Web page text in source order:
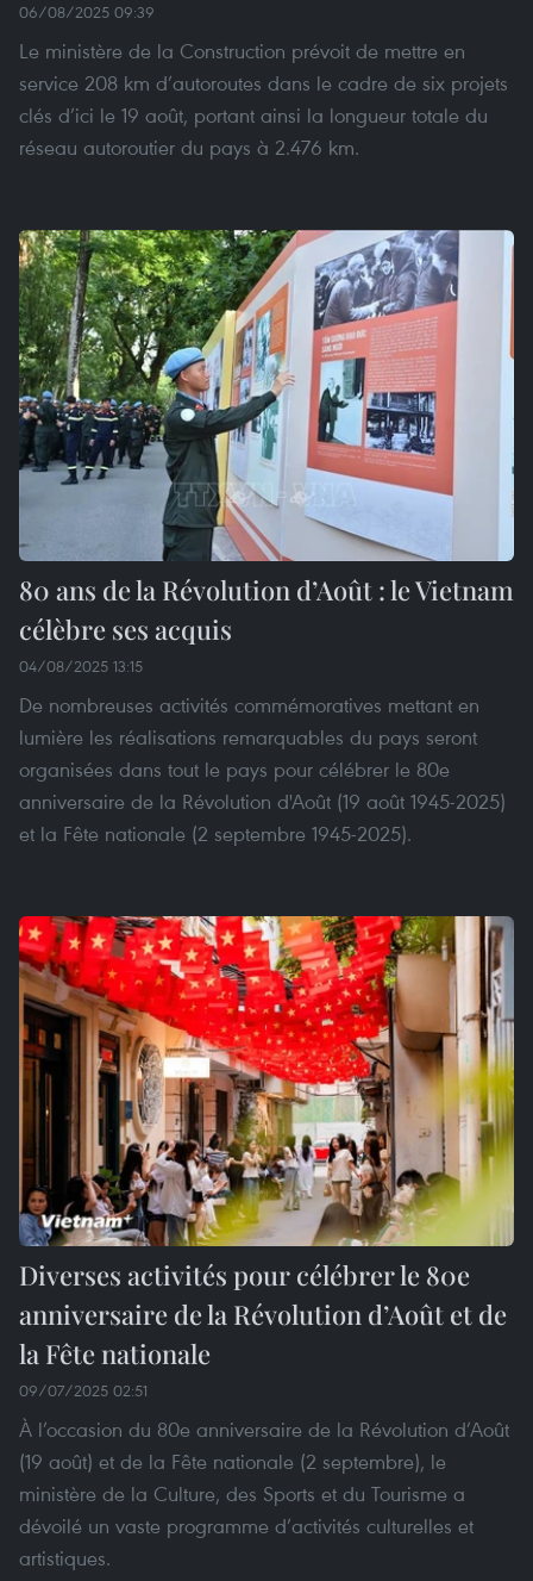
06/08/2025 09:39
Le ministère de la Construction prévoit de mettre en
service 208 km d’autoroutes dans le cadre de six projets
clés d’ici le 19 août, portant ainsi la longueur totale du
réseau autoroutier du pays à 2.476 km.
80 ans de la Révolution d’Août : le Vietnam
célèbre ses acquis
04/08/2025 13:15
De nombreuses activités commémoratives mettant en
lumière les réalisations remarquables du pays seront
organisées dans tout le pays pour célébrer le 80e
anniversaire de la Révolution d'Août (19 août 1945-2025)
et la Fête nationale (2 septembre 1945-2025).
Diverses activités pour célébrer le 80e
anniversaire de la Révolution d’Août et de
la Fête nationale
09/07/2025 02:51
À l’occasion du 80e anniversaire de la Révolution d’Août
(19 août) et de la Fête nationale (2 septembre), le
ministère de la Culture, des Sports et du Tourisme a
dévoilé un vaste programme d’activités culturelles et
artistiques.